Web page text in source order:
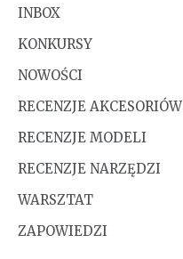
INBOX
KONKURSY
NOWOŚCI
RECENZJE AKCESORIÓW
RECENZJE MODELI
RECENZJE NARZĘDZI
WARSZTAT
ZAPOWIEDZI